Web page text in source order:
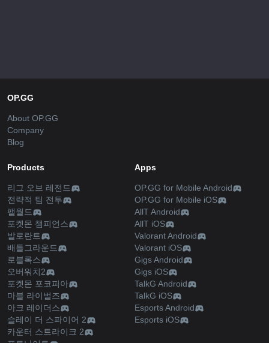
OP.GG
About OP.GG
Company
Blog
Products
리그 오브 레전드
전략적 팀 전투
팰월드
포켓몬 챔피언스
발로란트
배틀그라운드
로블록스
오버워치2
포켓몬 포코피아
마블 라이벌즈
아크 레이더스
슬레이 더 스파이어 2
카운터 스트라이크 2
Apps
OP.GG for Mobile Android
OP.GG for Mobile iOS
AllT Android
AllT iOS
Valorant Android
Valorant iOS
Gigs Android
Gigs iOS
TalkG Android
TalkG iOS
Esports Android
Esports iOS